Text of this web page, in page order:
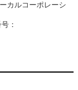
カルコーポレーシ
：